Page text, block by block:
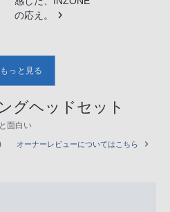
の応え。
もっと見る
グヘッドセット
面白い
オーナーレビューについてはこちら